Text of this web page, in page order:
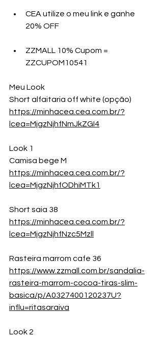
CEA utilize o meu link e ganhe
20% OFF
ZZMALL 10% Cupom =
ZZCUPOM10541
Meu Look
Short alfaitaria off white (opção)
https://minhacea.cea.com.br/?
lcea=MjgzNjhfNmJkZGI4
Look 1
Camisa bege M
https://minhacea.cea.com.br/?
lcea=MjgzNjhfODhiMTk1
Short saia 38
https://minhacea.cea.com.br/?
lcea=MjgzNjhfNzc5Mzll
Rasteira marrom cafe 36
https://www.zzmall.com.br/sandalia-
rasteira-marrom-cocoa-tiras-slim-
basica/p/A0327400120237U?
influ=ritasaraiva
Look 2